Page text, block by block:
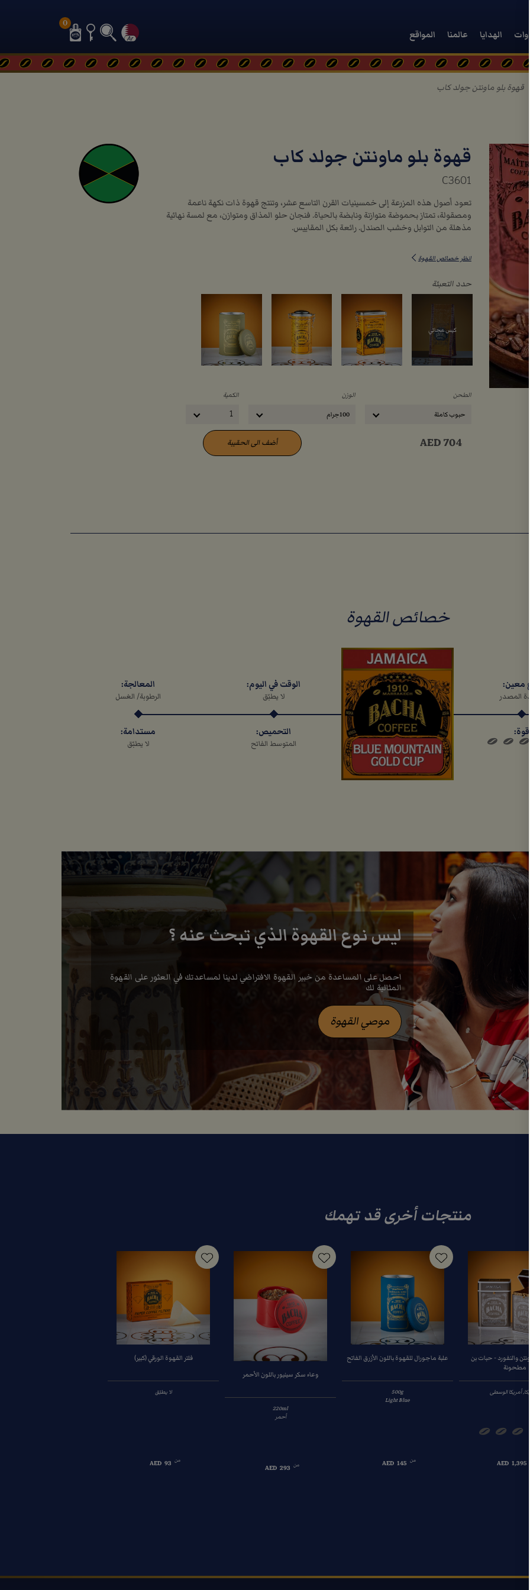
قهوة بلو ماونتن جولد كاب
قهوة بلو ماونتن جولد كاب
C3601
تعود أصول هذه المزرعة إلى خمسينيات القرن التاسع عشر، وتنتج قهوة ذات نكهة ناعمة
ومصقولة، تمتاز بحموضة متوازنة ونابضة بالحياة. فنجان حلو المذاق ومتوازن، مع لمسة نهائية
مذهلة من التوابل وخشب الصندل. رائعة بكل المقاييس.
انظر خصائص القهوة
حدد التعبئة
كيس مجاني
الطحن
حبوب كاملة
الوزن
100جرام
الكمية
1
AED704 أضف الى الحقيبة
خصائص القهوة
معين:
المصدر
قوة:
الوقت في اليوم:
لا يطبّق
التحميص:
المتوسط الفاتح
المعالجة:
الرطوبة/ الغسل
مستدامة:
لا يطبّق
الهدايا عالمنا المواقع
0
ليس نوع القهوة الذي تبحث عنه ؟
احصل على المساعدة من خبير القهوة الافتراضي لدينا لمساعدتك في العثور على القهوة
المثالية لك
موصي القهوة
منتجات أخرى قد تهمك
والنفورد - حبات بن
مطحونة
أمريكا الوسطى
AED 1,395
علبة ماجورال للقهوة باللون الأزرق الفاتح
500g
Light Blue
من AED 145
وعاء سكر سينيور باللون الأحمر
220ml
أحمر
من AED 293
فلتر القهوة الورقي (كبير)
لا يطبّق
من AED 93